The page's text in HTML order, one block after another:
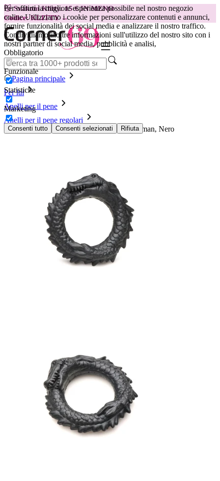
Per offrirti la migliore esperienza possibile nel nostro negozio
online.Utilizziamo i cookie per personalizzare contenuti e annunci,
fornire funzionalità dei social media e analizzare il nostro traffico.
Condividiamo inoltre informazioni sull'utilizzo del nostro sito con i
nostri partner di social media, pubblicità e analisi,
Obbligatorio
Funzionale
Statistiche
Marketing
Consenti tutto Consenti selezionati Rifiuta
😽Svakom Klitty: 15 € IN MENO
Codice: KLITTY →
Pagina principale
Per lui
Anelli per il pene
Anelli per il pene regolari
Anello per Pene Creature Cocks - Black Caiman, Nero